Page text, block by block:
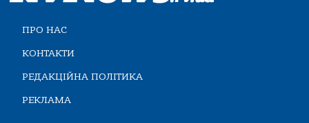
ПРО НАС
КОНТАКТИ
РЕДАКЦІЙНА ПОЛІТИКА
РЕКЛАМА